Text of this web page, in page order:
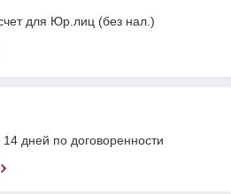
для Юр.лиц (без нал.)
дней по договоренности